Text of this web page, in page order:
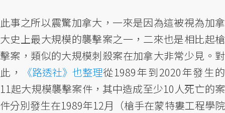
此事之所以震驚加拿大，一來是因為這被視為加拿
大史上最大規模的襲擊案之一，二來也是相比起槍
擊案，類似的大規模刺殺案在加拿大非常少見。對
此，
《路透社》也整理從1989年到2020年發生的
11起大規模襲擊案件，其中造成至少10人死亡的案
件分別發生在1989年12月（槍手在蒙特婁工程學院